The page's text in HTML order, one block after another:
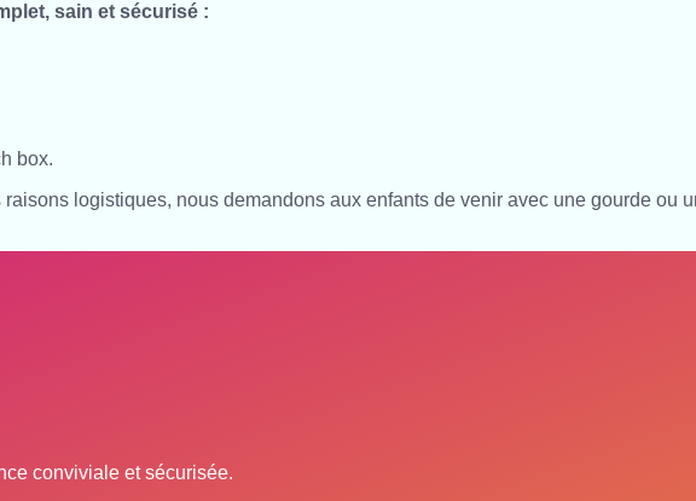
sain et sécurisé :
box.
logistiques, nous demandons aux enfants de venir avec une gourde ou
conviviale et sécurisée.